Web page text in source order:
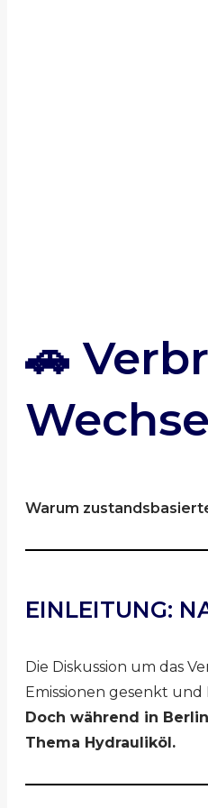
🚗
Warum
EINLEITUNG:
Die Diskussion um das
Emissionen gesenkt
Doch während in
Thema Hydrauliköl.